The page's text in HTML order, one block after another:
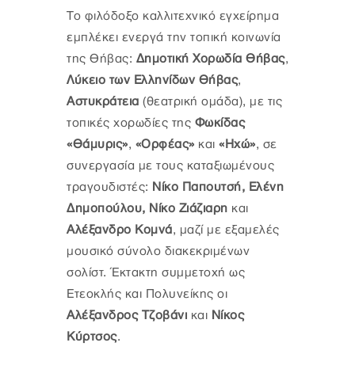
Το φιλόδοξο καλλιτεχνικό εγχείρημα
εμπλέκει ενεργά την τοπική κοινωνία
της Θήβας: Δημοτική Χορωδία Θήβας,
Λύκειο των Ελληνίδων Θήβας,
Αστυκράτεια (θεατρική ομάδα), με τις
τοπικές χορωδίες της Φωκίδας
«Θάμυρις», «Ορφέας» και «Ηχώ», σε
συνεργασία με τους καταξιωμένους
τραγουδιστές: Νίκο Παπουτσή, Ελένη
Δημοπούλου, Νίκο Ζιάζιαρη και
Αλέξανδρο Κομνά, μαζί με εξαμελές
μουσικό σύνολο διακεκριμένων
σολίστ. Έκτακτη συμμετοχή ως
Ετεοκλής και Πολυνείκης οι
Αλέξανδρος Τζοβάνι και Νίκος
Κύρτσος.